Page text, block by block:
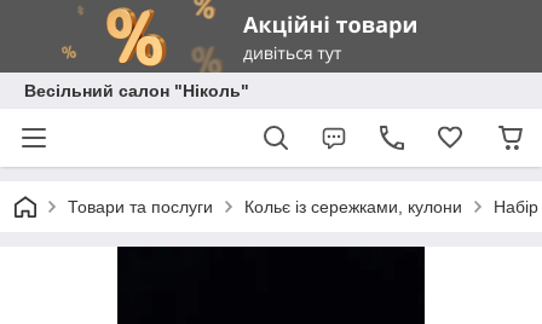
Весільний салон "Ніколь"
Товари та послуги Кольє із сережками, кулони